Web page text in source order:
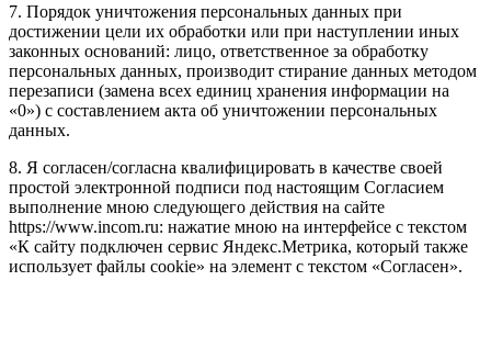
7. Порядок уничтожения персональных данных при
достижении цели их обработки или при наступлении иных
законных оснований: лицо, ответственное за обработку
персональных данных, производит стирание данных методом
перезаписи (замена всех единиц хранения информации на
«0») с составлением акта об уничтожении персональных
данных.
8. Я согласен/согласна квалифицировать в качестве своей
простой электронной подписи под настоящим Согласием
выполнение мною следующего действия на сайте
https://www.incom.ru: нажатие мною на интерфейсе с текстом
«К сайту подключен сервис Яндекс.Метрика, который также
использует файлы cookie» на элемент с текстом «Согласен».